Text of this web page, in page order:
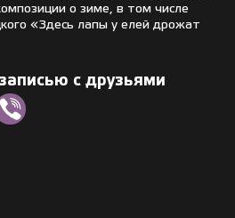
о зиме, в том числе
«Здесь лапы у елей дрожат
с друзьями